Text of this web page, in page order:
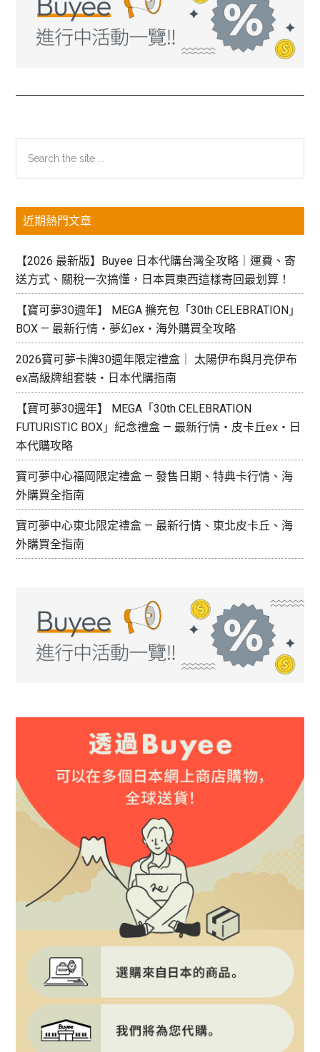
主
要
資
訊
欄
the
近期熱門文章
【2026 最新版】Buyee 日本代購台灣全攻略｜運費、寄
送方式、關稅一次搞懂，日本買東西這樣寄回最划算！
【寶可夢30週年】 MEGA 擴充包「30th CELEBRATION」
BOX — 最新行情・夢幻ex・海外購買全攻略
2026寶可夢卡牌30週年限定禮盒｜ 太陽伊布與月亮伊布
ex高級牌組套裝・日本代購指南
【寶可夢30週年】 MEGA「30th CELEBRATION
FUTURISTIC BOX」紀念禮盒 — 最新行情・皮卡丘ex・日
本代購攻略
寶可夢中心福岡限定禮盒 — 發售日期、特典卡行情、海
外購買全指南
寶可夢中心東北限定禮盒 — 最新行情、東北皮卡丘、海
外購買全指南